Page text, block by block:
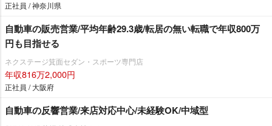
正社員 / 神奈川県
自動車の販売営業/平均年齢29.3歳/転居の無い転職で年収800万
円も目指せる
ネクステージ箕面セダン・スポーツ専門店
年収816万2,000円
正社員 / 大阪府
自動車の反響営業/来店対応中心/未経験OK/中域型